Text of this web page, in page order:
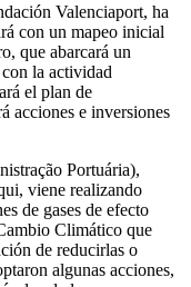
Valenciaport, ha
con un mapeo inicial
que abarcará un
la actividad
el plan de
acciones e inversiones
Portuária),
viene realizando
de gases de efecto
Climático que
de reducirlas o
algunas acciones,